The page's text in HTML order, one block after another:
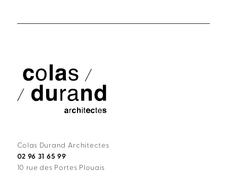
Colas Durand Architectes
02 96 31 65 99
10 rue des Portes Plouais